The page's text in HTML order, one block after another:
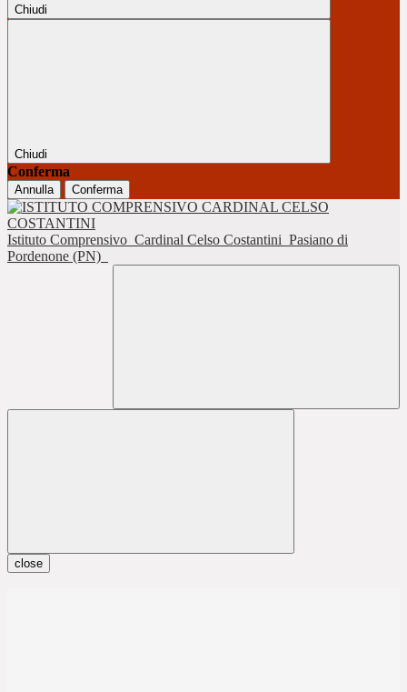
Chiudi
Chiudi
Conferma
Annulla Conferma
Istituto Comprensivo Cardinal Celso Costantini Pasiano di
Pordenone (PN)
close